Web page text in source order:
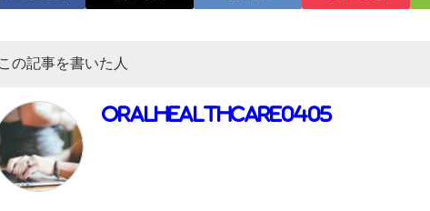
この記事を書いた人
oralhealthcare0405